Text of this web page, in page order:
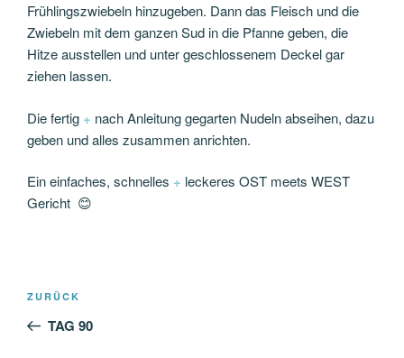
Frühlingszwiebeln hinzugeben. Dann das Fleisch und die
Zwiebeln mit dem ganzen Sud in die Pfanne geben, die
Hitze ausstellen und unter geschlossenem Deckel gar
ziehen lassen.
Die fertig + nach Anleitung gegarten Nudeln abseihen, dazu
geben und alles zusammen anrichten.
Ein einfaches, schnelles + leckeres OST meets WEST
Gericht 😊
Beitragsnavigation
Vorheriger
Beitrag
ZURÜCK
TAG 90